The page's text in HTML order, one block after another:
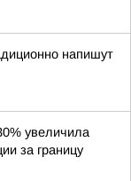
напишут
увеличила
за границу